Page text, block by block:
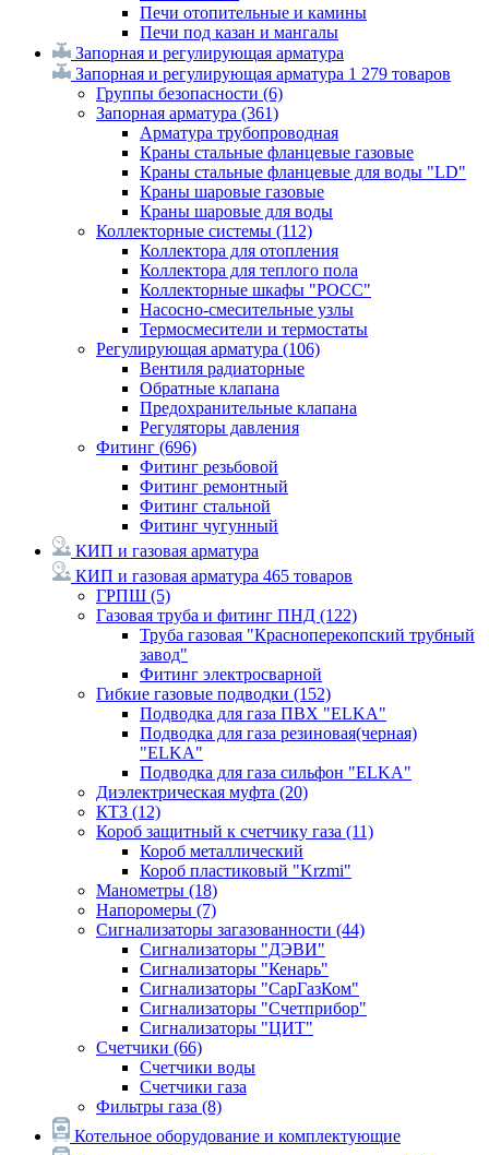
Печи отопительные и камины
Печи под казан и мангалы
Запорная и регулирующая арматура
Запорная и регулирующая арматура 1 279 товаров
Группы безопасности (6)
Запорная арматура (361)
Арматура трубопроводная
Краны стальные фланцевые газовые
Краны стальные фланцевые для воды "LD"
Краны шаровые газовые
Краны шаровые для воды
Коллекторные системы (112)
Коллектора для отопления
Коллектора для теплого пола
Коллекторные шкафы "РОСС"
Насосно-смесительные узлы
Термосмесители и термостаты
Регулирующая арматура (106)
Вентиля радиаторные
Обратные клапана
Предохранительные клапана
Регуляторы давления
Фитинг (696)
Фитинг резьбовой
Фитинг ремонтный
Фитинг стальной
Фитинг чугунный
КИП и газовая арматура
КИП и газовая арматура 465 товаров
ГРПШ (5)
Газовая труба и фитинг ПНД (122)
Труба газовая "Красноперекопский трубный
завод"
Фитинг электросварной
Гибкие газовые подводки (152)
Подводка для газа ПВХ "ELKA"
Подводка для газа резиновая(черная)
"ELKA"
Подводка для газа сильфон "ELKA"
Диэлектрическая муфта (20)
КТЗ (12)
Короб защитный к счетчику газа (11)
Короб металлический
Короб пластиковый "Krzmi"
Манометры (18)
Напоромеры (7)
Сигнализаторы загазованности (44)
Сигнализаторы "ДЭВИ"
Сигнализаторы "Кенарь"
Сигнализаторы "СарГазКом"
Сигнализаторы "Счетприбор"
Сигнализаторы "ЦИТ"
Счетчики (66)
Счетчики воды
Счетчики газа
Фильтры газа (8)
Котельное оборудование и комплектующие